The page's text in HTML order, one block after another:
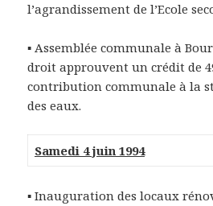
l’agrandissement de l’Ecole
▪ Assemblée communale à
droit approuvent un crédit de
contribution communale à la
des eaux.
Samedi 4 juin 1994
▪ Inauguration des locaux